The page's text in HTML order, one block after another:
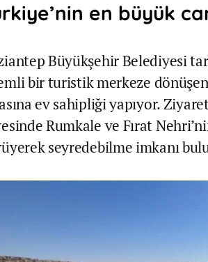
en büyük
Büyükşehir Belediyesi
bir turistik merkeze
ev sahipliği yapıyor.
Rumkale ve Fırat
seyredebilme imkanı